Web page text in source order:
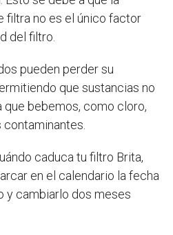
filtra no es el único factor
del filtro.
pueden perder su
que sustancias no
que bebemos, como cloro,
caduca tu filtro Brita,
en el calendario la fecha
y cambiarlo dos meses